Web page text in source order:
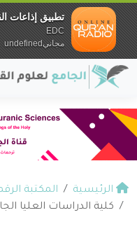
الرئيسية المكتبة
كلية الدراسات العليا
تطبيق إذاعات
EDC
مجانيundefined